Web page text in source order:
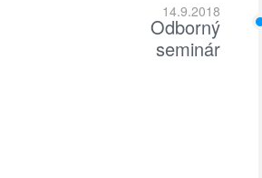
14.9.2018
Odborný
seminár